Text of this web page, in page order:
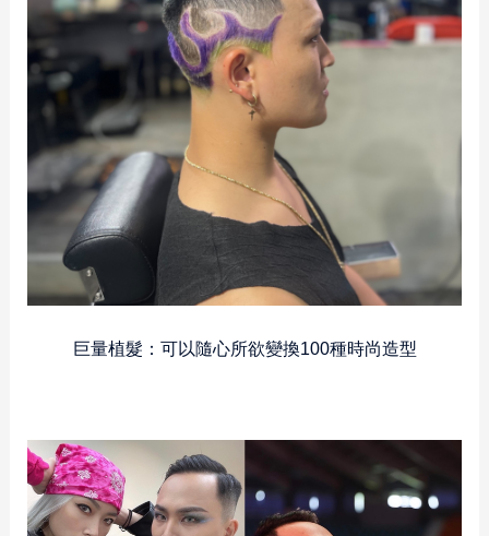
巨量植髮：可以隨心所欲變換100種時尚造型